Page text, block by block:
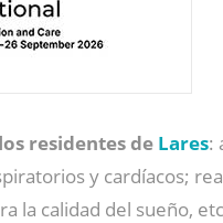
residentes de Lares:
y cardíacos;
la calidad del sueño,